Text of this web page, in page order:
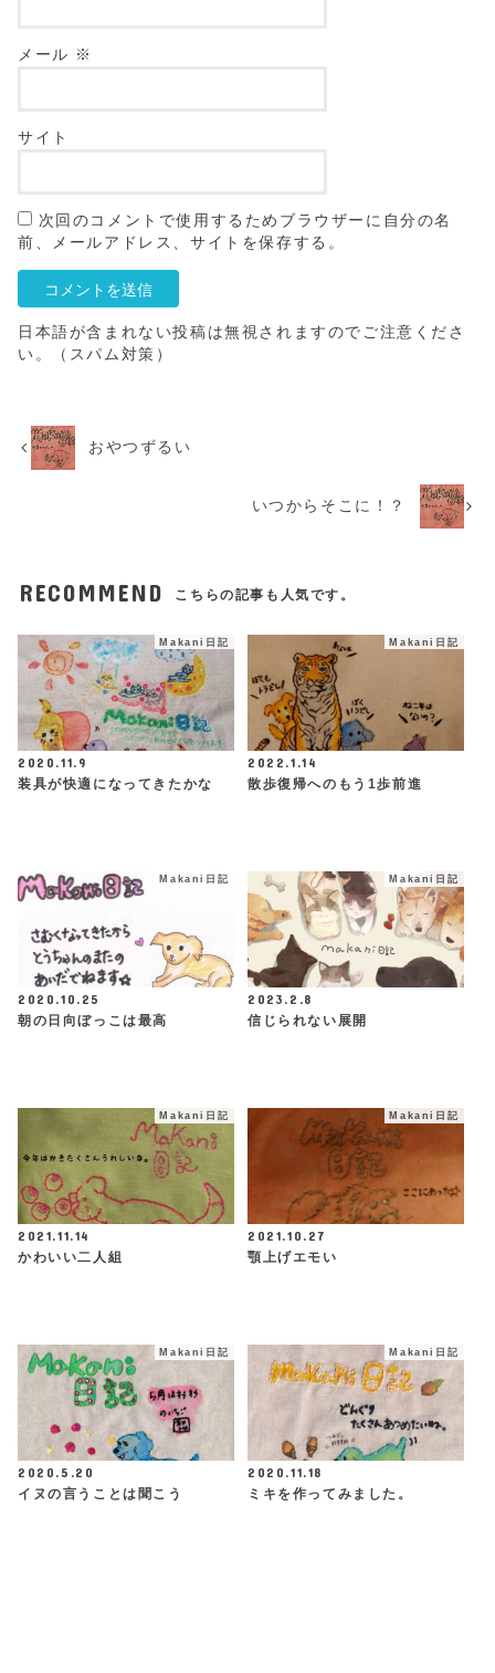
メール ※
サイト
次回のコメントで使用するためブラウザーに自分の名
前、メールアドレス、サイトを保存する。
日本語が含まれない投稿は無視されますのでご注意くださ
い。（スパム対策）
おやつずるい
いつからそこに！？
RECOMMEND こちらの記事も人気です。
Makani日記
2020.11.9
装具が快適になってきたかな
Makani日記
2022.1.14
散歩復帰へのもう1歩前進
Makani日記
2020.10.25
朝の日向ぼっこは最高
Makani日記
2023.2.8
信じられない展開
Makani日記
2021.11.14
かわいい二人組
Makani日記
2021.10.27
顎上げエモい
Makani日記
2020.5.20
イヌの言うことは聞こう
Makani日記
2020.11.18
ミキを作ってみました。